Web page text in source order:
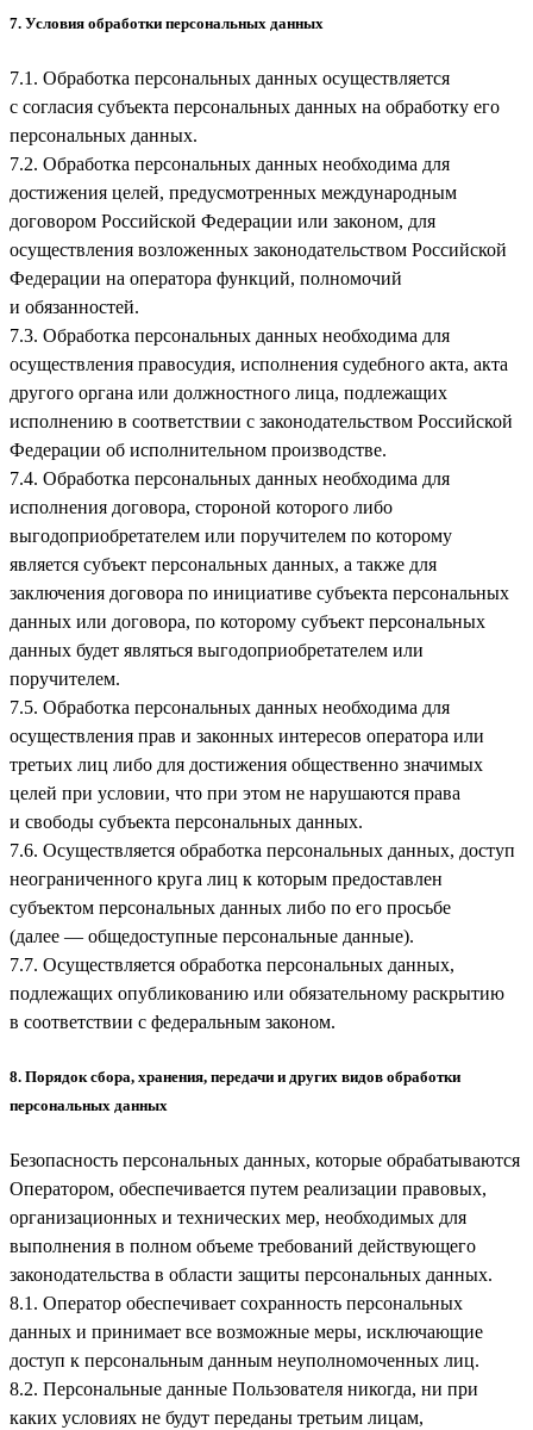
7. Условия обработки персональных данных
7.1. Обработка персональных данных осуществляется
с согласия субъекта персональных данных на обработку его
персональных данных.
7.2. Обработка персональных данных необходима для
достижения целей, предусмотренных международным
договором Российской Федерации или законом, для
осуществления возложенных законодательством Российской
Федерации на оператора функций, полномочий
и обязанностей.
7.3. Обработка персональных данных необходима для
осуществления правосудия, исполнения судебного акта, акта
другого органа или должностного лица, подлежащих
исполнению в соответствии с законодательством Российской
Федерации об исполнительном производстве.
7.4. Обработка персональных данных необходима для
исполнения договора, стороной которого либо
выгодоприобретателем или поручителем по которому
является субъект персональных данных, а также для
заключения договора по инициативе субъекта персональных
данных или договора, по которому субъект персональных
данных будет являться выгодоприобретателем или
поручителем.
7.5. Обработка персональных данных необходима для
осуществления прав и законных интересов оператора или
третьих лиц либо для достижения общественно значимых
целей при условии, что при этом не нарушаются права
и свободы субъекта персональных данных.
7.6. Осуществляется обработка персональных данных, доступ
неограниченного круга лиц к которым предоставлен
субъектом персональных данных либо по его просьбе
(далее — общедоступные персональные данные).
7.7. Осуществляется обработка персональных данных,
подлежащих опубликованию или обязательному раскрытию
в соответствии с федеральным законом.
8. Порядок сбора, хранения, передачи и других видов обработки
персональных данных
Безопасность персональных данных, которые обрабатываются
Оператором, обеспечивается путем реализации правовых,
организационных и технических мер, необходимых для
выполнения в полном объеме требований действующего
законодательства в области защиты персональных данных.
8.1. Оператор обеспечивает сохранность персональных
данных и принимает все возможные меры, исключающие
доступ к персональным данным неуполномоченных лиц.
8.2. Персональные данные Пользователя никогда, ни при
каких условиях не будут переданы третьим лицам,